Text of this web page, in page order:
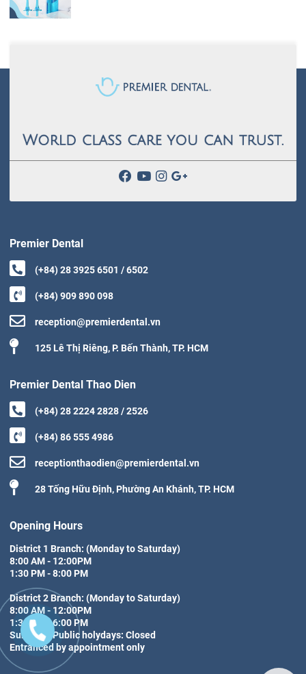
Premier Dental
(+84) 28 3925 6501 / 6502
(+84) 909 890 098
reception@premierdental.vn
125 Lê Thị Riêng, P. Bến Thành, TP. HCM
Premier Dental Thao Dien
(+84) 28 2224 2828 / 2526
(+84) 86 555 4986
receptionthaodien@premierdental.vn
28 Tống Hữu Định, Phường An Khánh, TP. HCM
Opening Hours
District 1 Branch: (Monday to Saturday)
8:00 AM - 12:00PM
1:30 PM - 8:00 PM
District 2 Branch: (Monday to Saturday)
8:00 AM - 12:00PM
1:30 PM - 6:00 PM
Sunday & Public holydays: Closed
Entranced by appointment only